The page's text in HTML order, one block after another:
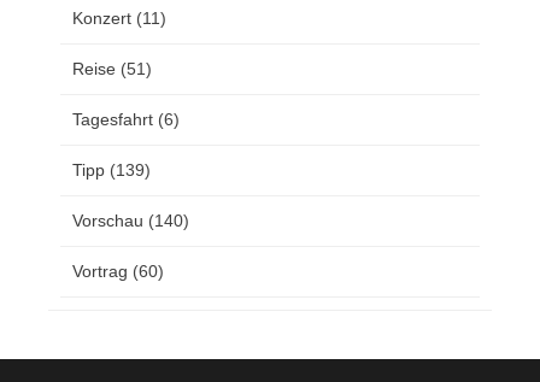
Konzert (11)
Reise (51)
Tagesfahrt (6)
Tipp (139)
Vorschau (140)
Vortrag (60)